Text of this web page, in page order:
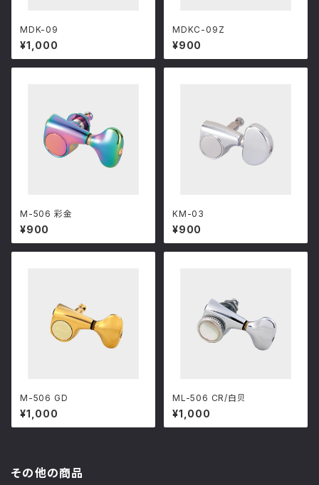
MDK-09
¥1,000
MDKC-09Z
¥900
M-506 彩金
¥900
KM-03
¥900
M-506 GD
¥1,000
ML-506 CR/白贝
¥1,000
その他の商品